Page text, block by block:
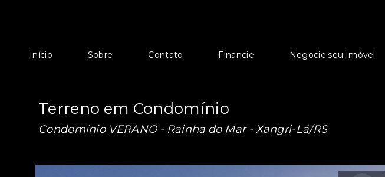
Início Sobre Contato Financie Negocie seu Imóvel
Terreno em Condomínio
Condomínio VERANO - Rainha do Mar - Xangri-Lá/RS